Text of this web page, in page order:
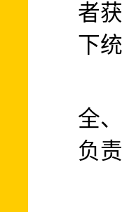
者
下
知
全
负